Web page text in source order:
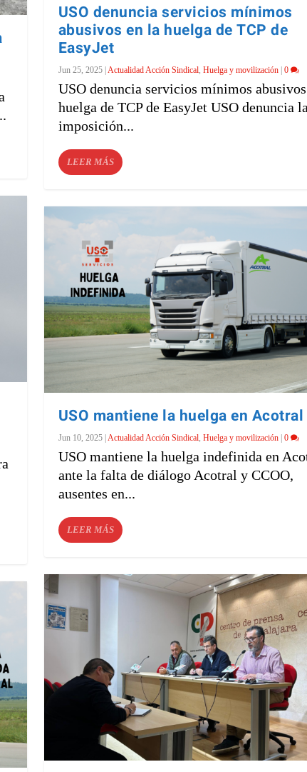
USO denuncia servicios mínimos
abusivos en la huelga de TCP de
EasyJet
Jun 25, 2025|Actualidad Acción Sindical, Huelga y movilización| 0
USO denuncia servicios mínimos
huelga de TCP de EasyJet USO denuncia
imposición...
LEER MÁS
USO mantiene la huelga en Acotral
Jun 10, 2025| Actualidad Acción Sindical, Huelga y movilización| 0
USO mantiene la huelga indefinida en
ante la falta de diálogo Acotral y CCOO,
ausentes en...
LEER MÁS